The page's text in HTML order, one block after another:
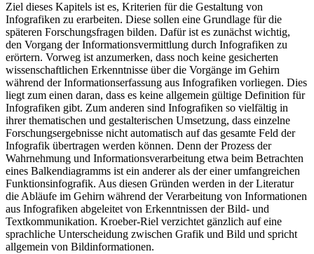
Ziel dieses Kapitels ist es, Kriterien für die Gestaltung von
Infografiken zu erarbeiten. Diese sollen eine Grundlage für die
späteren Forschungsfragen bilden. Dafür ist es zunächst wichtig,
den Vorgang der Informationsvermittlung durch Infografiken zu
erörtern. Vorweg ist anzumerken, dass noch keine gesicherten
wissenschaftlichen Erkenntnisse über die Vorgänge im Gehirn
während der Informationserfassung aus Infografiken vorliegen. Dies
liegt zum einen daran, dass es keine allgemein gültige Definition für
Infografiken gibt. Zum anderen sind Infografiken so vielfältig in
ihrer thematischen und gestalterischen Umsetzung, dass einzelne
Forschungsergebnisse nicht automatisch auf das gesamte Feld der
Infografik übertragen werden können. Denn der Prozess der
Wahrnehmung und Informationsverarbeitung etwa beim Betrachten
eines Balkendiagramms ist ein anderer als der einer umfangreichen
Funktionsinfografik. Aus diesen Gründen werden in der Literatur
die Abläufe im Gehirn während der Verarbeitung von Informationen
aus Infografiken abgeleitet von Erkenntnissen der Bild- und
Textkommunikation. Kroeber-Riel verzichtet gänzlich auf eine
sprachliche Unterscheidung zwischen Grafik und Bild und spricht
allgemein von Bildinformationen.